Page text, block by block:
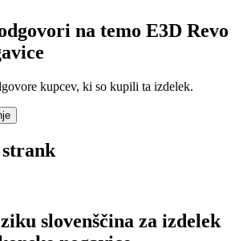
na temo E3D Revo
kupcev, ki so kupili ta izdelek.
slovenščina za izdelek